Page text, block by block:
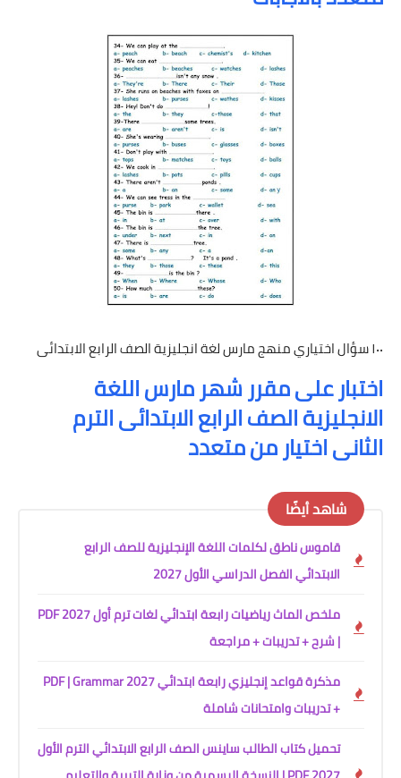
١٠٠ سؤال اختياري منهج مارس لغة انجليزية الصف الرابع الابتدائى
اختبار على مقرر شهر مارس اللغة
الانجليزية الصف الرابع الابتدائى الترم
الثانى اختيار من متعدد
شاهد أيضًا
قاموس ناطق لكلمات اللغة الإنجليزية للصف الرابع
الابتدائي الفصل الدراسي الأول 2027
ملخص الماث رياضيات رابعة ابتدائي لغات ترم أول 2027 PDF
| شرح + تدريبات + مراجعة
مذكرة قواعد إنجليزي رابعة ابتدائي 2027 PDF | Grammar
+ تدريبات وامتحانات شاملة
تحميل كتاب الطالب ساينس الصف الرابع الابتدائي الترم الأول